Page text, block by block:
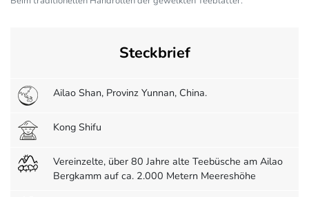
Steckbrief
Ailao Shan, Provinz Yunnan, China.
Kong Shifu
Vereinzelte, über 80 Jahre alte Teebüsche am Ailao
Bergkamm auf ca. 2.000 Metern Meereshöhe